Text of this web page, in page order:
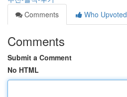
Comments
Who Upvoted
Comments
Submit a Comment
No HTML